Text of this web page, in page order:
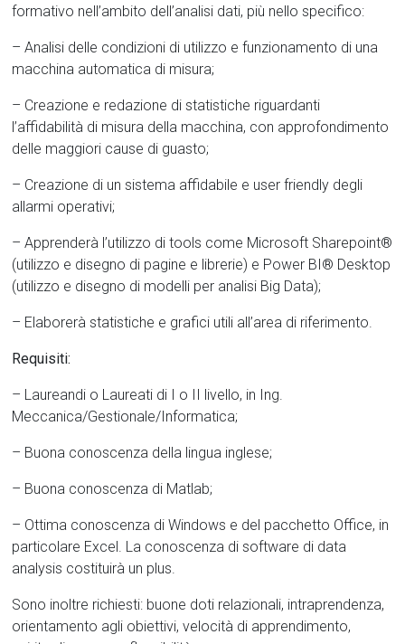
formativo nell’ambito dell’analisi dati, più nello specifico:
– Analisi delle condizioni di utilizzo e funzionamento di una
macchina automatica di misura;
– Creazione e redazione di statistiche riguardanti
l’affidabilità di misura della macchina, con approfondimento
delle maggiori cause di guasto;
– Creazione di un sistema affidabile e user friendly degli
allarmi operativi;
– Apprenderà l’utilizzo di tools come Microsoft Sharepoint®
(utilizzo e disegno di pagine e librerie) e Power BI® Desktop
(utilizzo e disegno di modelli per analisi Big Data);
– Elaborerà statistiche e grafici utili all’area di riferimento.
Requisiti:
– Laureandi o Laureati di I o II livello, in Ing.
Meccanica/Gestionale/Informatica;
– Buona conoscenza della lingua inglese;
– Buona conoscenza di Matlab;
– Ottima conoscenza di Windows e del pacchetto Office, in
particolare Excel. La conoscenza di software di data
analysis costituirà un plus.
Sono inoltre richiesti: buone doti relazionali, intraprendenza,
orientamento agli obiettivi, velocità di apprendimento,